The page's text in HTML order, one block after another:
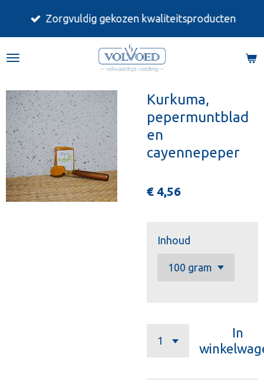
de
Zorgvuldig gekozen kwaliteitsproducten
Kurkuma,
pepermuntblad
en
cayennepeper
€ 4,56
Inhoud
In